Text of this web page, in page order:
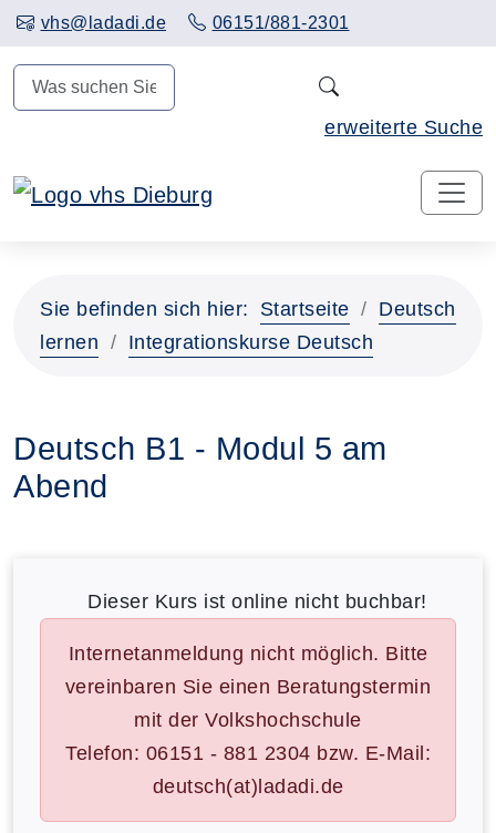
vhs@ladadi.de 06151/881-2301
erweiterte Suche
Hauptinhalt anspringen
Sie befinden sich hier: Startseite
Deutsch
lernen
Integrationskurse Deutsch
Deutsch B1 - Modul 5 am
Abend
Dieser Kurs ist online nicht buchbar!
Internetanmeldung nicht möglich. Bitte
vereinbaren Sie einen Beratungstermin
mit der Volkshochschule
Telefon: 06151 - 881 2304 bzw. E-Mail:
deutsch(at)ladadi.de